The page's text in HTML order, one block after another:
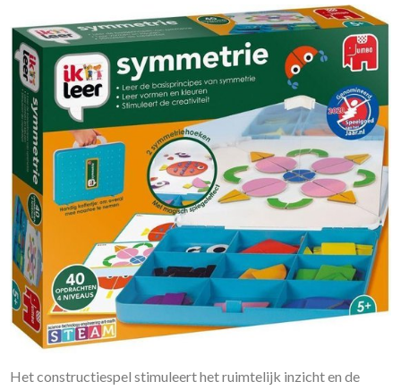
Het constructiespel stimuleert het ruimtelijk inzicht en de